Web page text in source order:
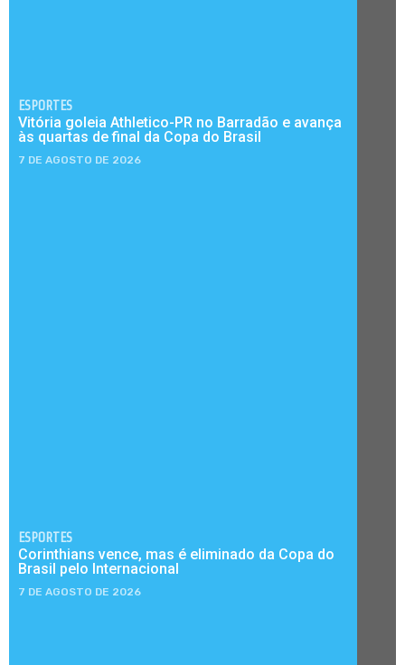
ESPORTES
Vitória goleia Athletico-PR no Barradão e avança
às quartas de final da Copa do Brasil
7 DE AGOSTO DE 2026
ESPORTES
Corinthians vence, mas é eliminado da Copa do
Brasil pelo Internacional
7 DE AGOSTO DE 2026